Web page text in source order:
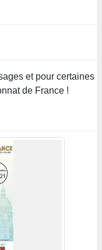
et pour certaines
de France !